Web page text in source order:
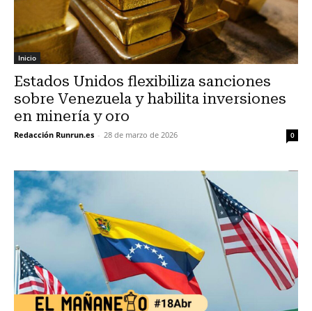
Inicio
Estados Unidos flexibiliza sanciones
sobre Venezuela y habilita inversiones
en minería y oro
Redacción Runrun.es - 28 de marzo de 2026 0